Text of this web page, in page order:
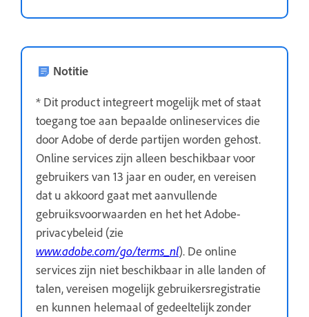
Notitie
* Dit product integreert mogelijk met of staat
toegang toe aan bepaalde onlineservices die
door Adobe of derde partijen worden gehost.
Online services zijn alleen beschikbaar voor
gebruikers van 13 jaar en ouder, en vereisen
dat u akkoord gaat met aanvullende
gebruiksvoorwaarden en het het Adobe-
privacybeleid (zie
www.adobe.com/go/terms_nl). De online
services zijn niet beschikbaar in alle landen of
talen, vereisen mogelijk gebruikersregistratie
en kunnen helemaal of gedeeltelijk zonder